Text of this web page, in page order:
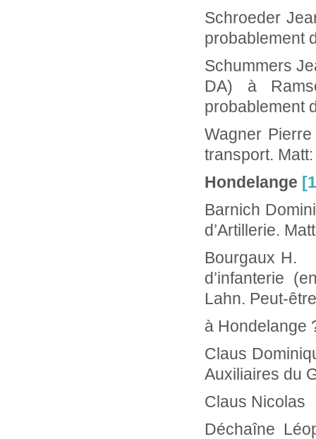
probablement
DA) à
probablement
Wagner
transport.
Hondelange
Barnich
d’Artillerie.
d’infanterie
Lahn. Peut-
à Hondelange
Claus
Auxiliaires du
Claus
Déchaîne